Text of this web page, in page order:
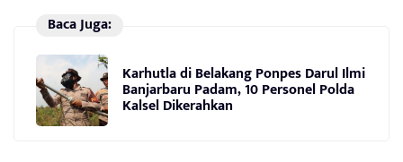
Baca Juga:
Karhutla di Belakang Ponpes Darul Ilmi
Banjarbaru Padam, 10 Personel Polda
Kalsel Dikerahkan